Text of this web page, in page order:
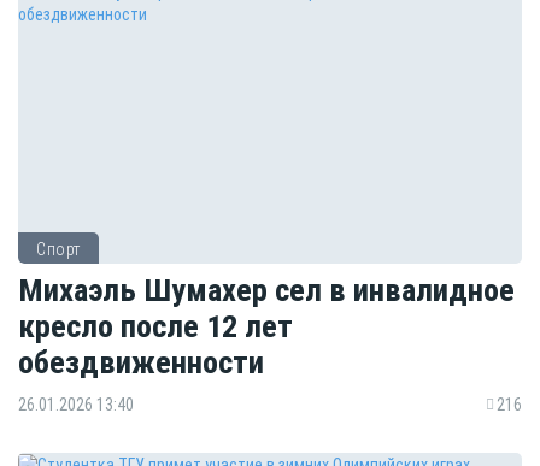
Спорт
Михаэль Шумахер сел в инвалидное
кресло после 12 лет
обездвиженности
26.01.2026 13:40 216